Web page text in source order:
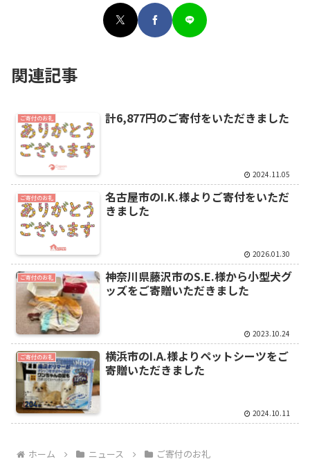
関連記事
ご寄付のお礼 計6,877円のご寄付をいただきました
2024.11.05
ご寄付のお礼
名古屋市のI.K.様よりご寄付をいただ
きました
2026.01.30
ご寄付のお礼
神奈川県藤沢市のS.E.様から小型犬グ
ッズをご寄贈いただきました
2023.10.24
ご寄付のお礼
横浜市のI.A.様よりペットシーツをご
寄贈いただきました
2024.10.11
ホーム ニュース ご寄付のお礼